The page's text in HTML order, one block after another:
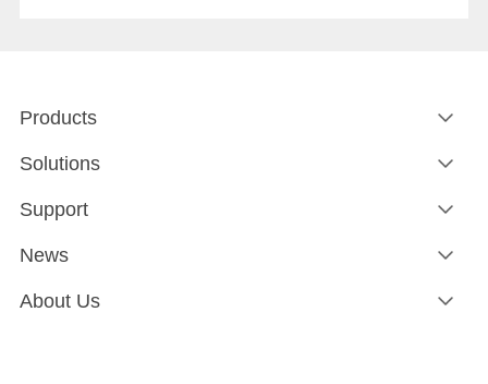
Products
Solutions
Support
News
About Us